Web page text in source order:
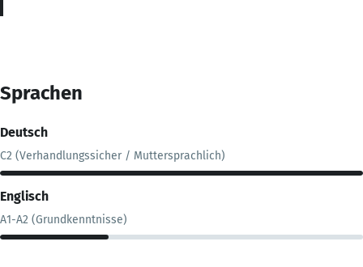
Sprachen
Deutsch
C2 (Verhandlungssicher / Muttersprachlich)
Englisch
A1-A2 (Grundkenntnisse)